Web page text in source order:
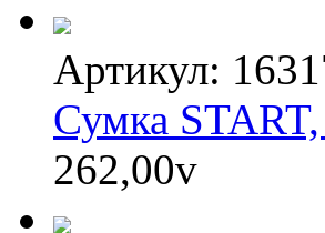
Артикул:
Сумка
262,00v